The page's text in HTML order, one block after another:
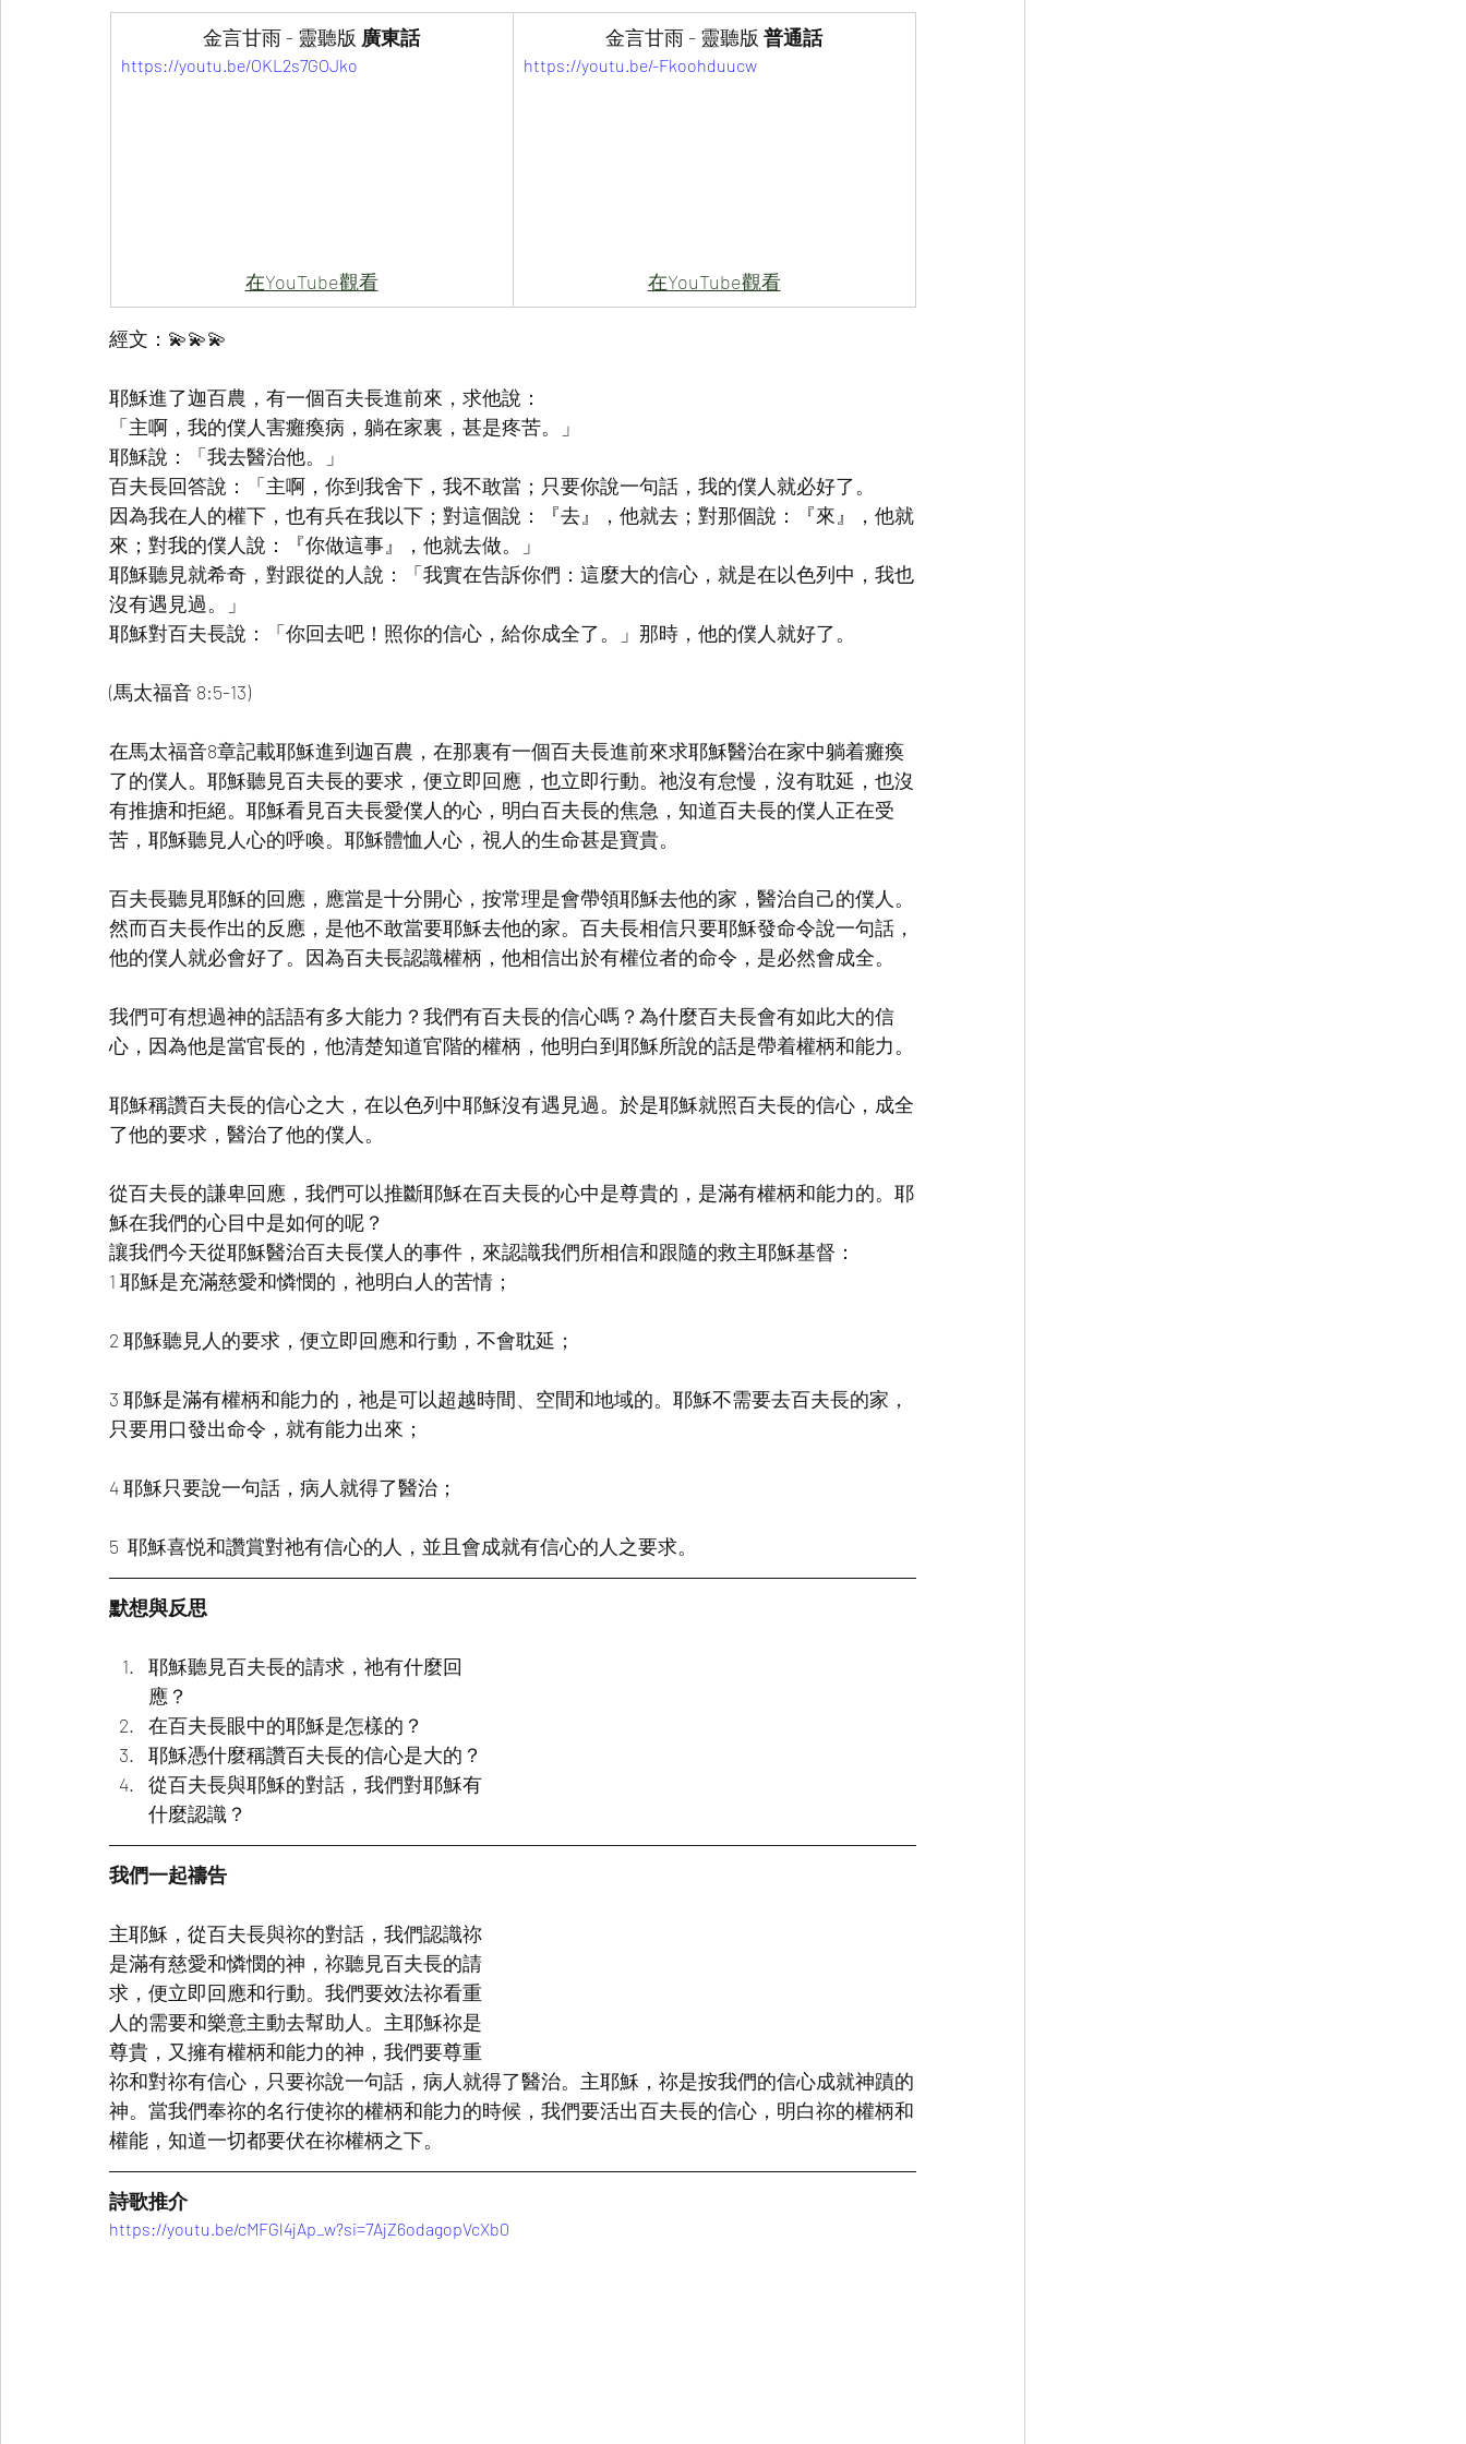
金言甘雨 - 靈聽版 廣東話
https://youtu.be/OKL2s7GOJko
在YouTube觀看
金言甘雨 - 靈聽版 普通話
https://youtu.be/-Fkoohduucw
在YouTube觀看
經文：💫💫💫
耶穌進了迦百農，有一個百夫長進前來，求他說：
「主啊，我的僕人害癱瘓病，躺在家裏，甚是疼苦。」
耶穌說：「我去醫治他。」
百夫長回答說：「主啊，你到我舍下，我不敢當；只要你說一句話，我的僕人就必好了。
因為我在人的權下，也有兵在我以下；對這個說：『去』，他就去；對那個說：『來』，他就
來；對我的僕人說：『你做這事』，他就去做。」
耶穌聽見就希奇，對跟從的人說：「我實在告訴你們：這麼大的信心，就是在以色列中，我也
沒有遇見過。」
耶穌對百夫長說：「你回去吧！照你的信心，給你成全了。」那時，他的僕人就好了。
(馬太福音 8:5-13)
在馬太福音8章記載耶穌進到迦百農，在那裏有一個百夫長進前來求耶穌醫治在家中躺着癱瘓
了的僕人。耶穌聽見百夫長的要求，便立即回應，也立即行動。祂沒有怠慢，沒有耽延，也沒
有推搪和拒絕。耶穌看見百夫長愛僕人的心，明白百夫長的焦急，知道百夫長的僕人正在受
苦，耶穌聽見人心的呼喚。耶穌體恤人心，視人的生命甚是寶貴。
百夫長聽見耶穌的回應，應當是十分開心，按常理是會帶領耶穌去他的家，醫治自己的僕人。
然而百夫長作出的反應，是他不敢當要耶穌去他的家。百夫長相信只要耶穌發命令說一句話，
他的僕人就必會好了。因為百夫長認識權柄，他相信出於有權位者的命令，是必然會成全。
我們可有想過神的話語有多大能力？我們有百夫長的信心嗎？為什麼百夫長會有如此大的信
心，因為他是當官長的，他清楚知道官階的權柄，他明白到耶穌所說的話是帶着權柄和能力。
耶穌稱讚百夫長的信心之大，在以色列中耶穌沒有遇見過。於是耶穌就照百夫長的信心，成全
了他的要求，醫治了他的僕人。
從百夫長的謙卑回應，我們可以推斷耶穌在百夫長的心中是尊貴的，是滿有權柄和能力的。耶
穌在我們的心目中是如何的呢？
讓我們今天從耶穌醫治百夫長僕人的事件，來認識我們所相信和跟隨的救主耶穌基督：
1 耶穌是充滿慈愛和憐憫的，祂明白人的苦情；
2 耶穌聽見人的要求，便立即回應和行動，不會耽延；
3 耶穌是滿有權柄和能力的，祂是可以超越時間、空間和地域的。耶穌不需要去百夫長的家，
只要用口發出命令，就有能力出來；
4 耶穌只要說一句話，病人就得了醫治；
5  耶穌喜悦和讚賞對祂有信心的人，並且會成就有信心的人之要求。
默想與反思
耶穌聽見百夫長的請求，祂有什麼回
應？
在百夫長眼中的耶穌是怎樣的？
耶穌憑什麼稱讚百夫長的信心是大的？
從百夫長與耶穌的對話，我們對耶穌有
什麼認識？
我們一起禱告
主耶穌，從百夫長與祢的對話，我們認識祢
是滿有慈愛和憐憫的神，祢聽見百夫長的請
求，便立即回應和行動。我們要效法祢看重
人的需要和樂意主動去幫助人。主耶穌祢是
尊貴，又擁有權柄和能力的神，我們要尊重
祢和對祢有信心，只要祢說一句話，病人就得了醫治。主耶穌，祢是按我們的信心成就神蹟的
神。當我們奉祢的名行使祢的權柄和能力的時候，我們要活出百夫長的信心，明白祢的權柄和
權能，知道一切都要伏在祢權柄之下。
詩歌推介
https://youtu.be/cMFGl4jAp_w?si=7AjZ6odagopVcXb0